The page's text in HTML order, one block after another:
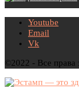
Youtube
Email
Vk
©2022 - Все